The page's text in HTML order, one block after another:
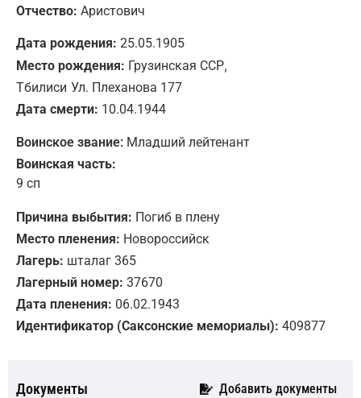
Отчество: Аристович
Дата рождения: 25.05.1905
Место рождения: Грузинская ССР,
Тбилиси Ул. Плеханова 177
Дата смерти: 10.04.1944
Воинское звание: Младший лейтенант
Воинская часть:
9 сп
Причина выбытия: Погиб в плену
Место пленения: Новороссийск
Лагерь: шталаг 365
Лагерный номер: 37670
Дата пленения: 06.02.1943
Идентификатор (Саксонские мемориалы): 409877
Документы Добавить документы